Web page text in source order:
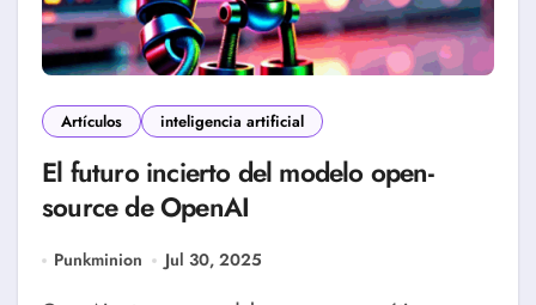
Artículos inteligencia artificial
El futuro incierto del modelo open-
source de OpenAI
Punkminion Jul 30, 2025